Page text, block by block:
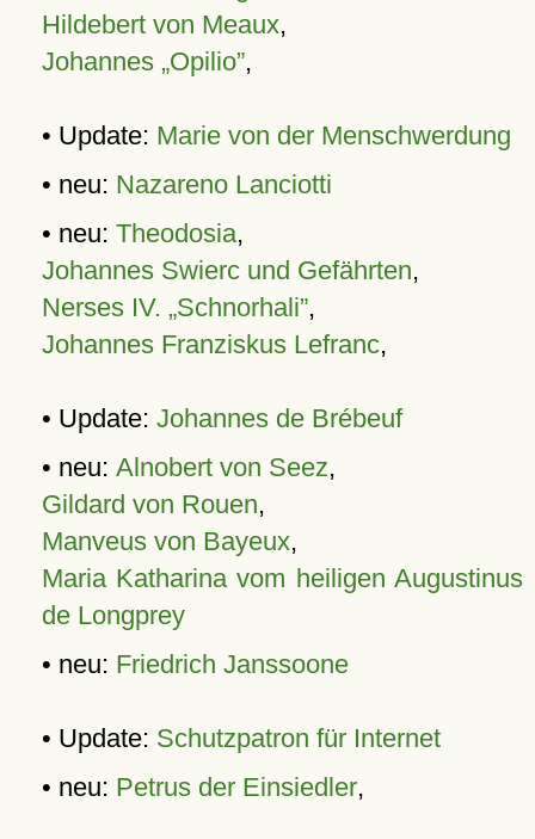
Hildebert von Meaux,
Johannes „Opilio”,
• Update: Marie von der Menschwerdung
• neu: Nazareno Lanciotti
• neu: Theodosia,
Johannes Swierc und Gefährten,
Nerses IV. „Schnorhali”,
Johannes Franziskus Lefranc,
• Update: Johannes de Brébeuf
• neu: Alnobert von Seez,
Gildard von Rouen,
Manveus von Bayeux,
Maria Katharina vom heiligen Augustinus
de Longprey
• neu: Friedrich Janssoone
• Update: Schutzpatron für Internet
• neu: Petrus der Einsiedler,